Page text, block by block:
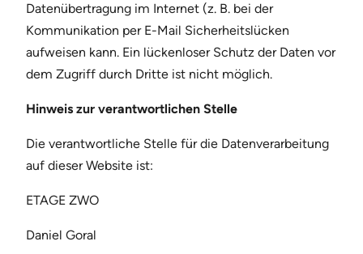
Datenübertragung im Internet (z. B. bei der
Kommunikation per E-Mail Sicherheitslücken
aufweisen kann. Ein lückenloser Schutz der Daten vor
dem Zugriff durch Dritte ist nicht möglich.
Hinweis zur verantwortlichen Stelle
Die verantwortliche Stelle für die Datenverarbeitung
auf dieser Website ist:
ETAGE ZWO
Daniel Goral